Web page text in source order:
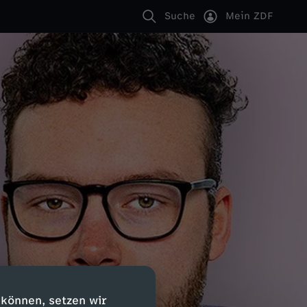
setzen wir
Suche Mein ZDF